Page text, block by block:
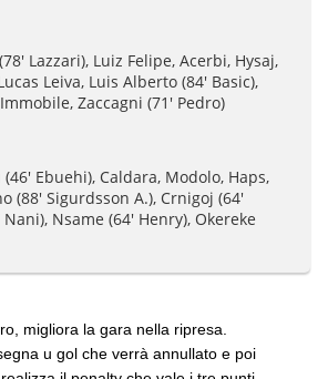
Lazzari), Luiz Felipe, Acerbi, Hysaj,
Leiva, Luis Alberto (84' Basic),
Zaccagni (71' Pedro)
Ebuehi), Caldara, Modolo, Haps,
(88' Sigurdsson A.), Crnigoj (64'
Nsame (64' Henry), Okereke
migliora la gara nella ripresa.
u gol che verrà annullato e poi